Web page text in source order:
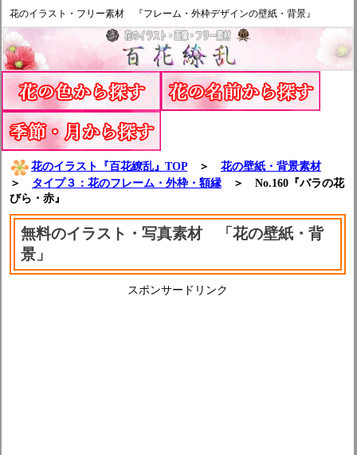
花のイラスト・フリー素材 『フレーム・外枠デザインの壁紙・背景』
花のイラスト『百花繚乱』TOP ＞ 花の壁紙・背景素材
＞ タイプ３：花のフレーム・外枠・額縁 ＞ No.160『バラの花
びら・赤』
無料のイラスト・写真素材 「花の壁紙・背
景」
スポンサードリンク